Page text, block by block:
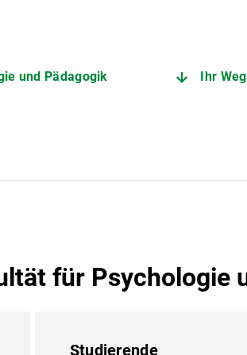
und Pädagogik Ihr
für Psychologie
Studierende